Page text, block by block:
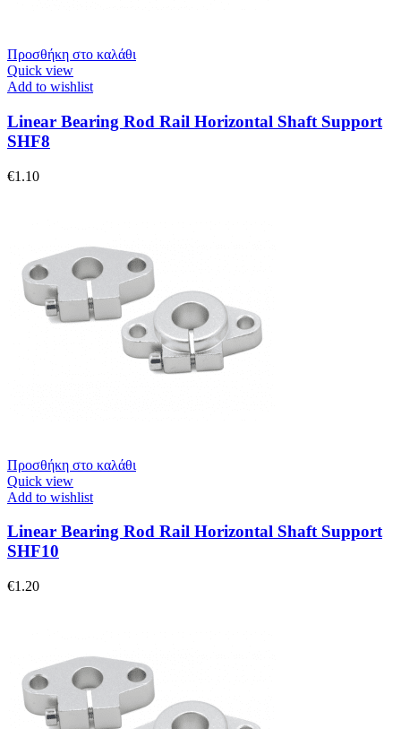
Προσθήκη στο καλάθι
Quick view
Add to wishlist
Linear Bearing Rod Rail Horizontal Shaft Support
SHF8
€1.10
Προσθήκη στο καλάθι
Quick view
Add to wishlist
Linear Bearing Rod Rail Horizontal Shaft Support
SHF10
€1.20